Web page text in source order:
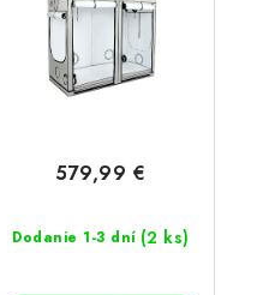
Dodanie 1-3 dní (2 ks)
579,99 €